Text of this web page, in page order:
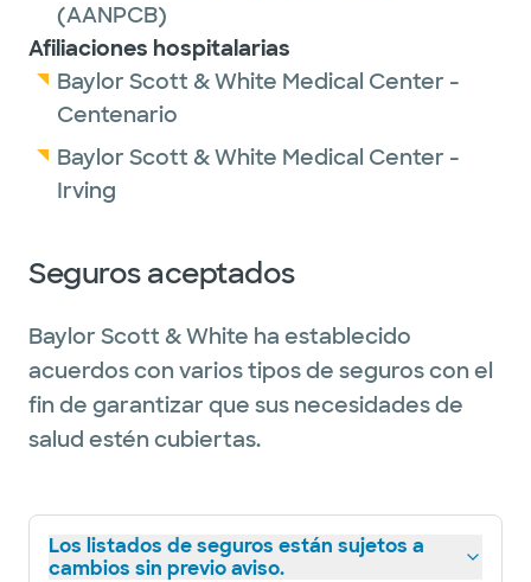
(AANPCB)
Afiliaciones hospitalarias
Baylor Scott & White Medical Center -
Centenario
Baylor Scott & White Medical Center -
Irving
Seguros aceptados
Baylor Scott & White ha establecido
acuerdos con varios tipos de seguros con el
fin de garantizar que sus necesidades de
salud estén cubiertas.
Los listados de seguros están sujetos a
cambios sin previo aviso.